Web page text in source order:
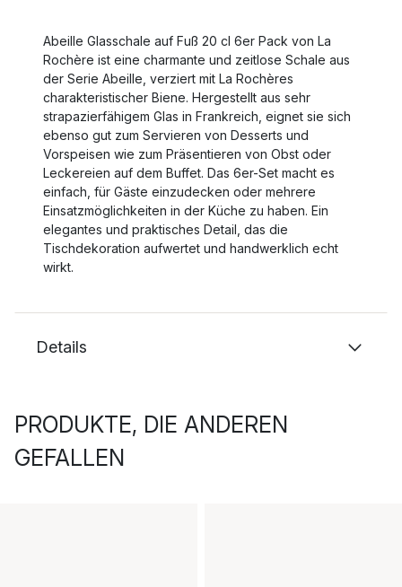
Abeille Glasschale auf Fuß 20 cl 6er Pack von La
Rochère ist eine charmante und zeitlose Schale aus
der Serie Abeille, verziert mit La Rochères
charakteristischer Biene. Hergestellt aus sehr
strapazierfähigem Glas in Frankreich, eignet sie sich
ebenso gut zum Servieren von Desserts und
Vorspeisen wie zum Präsentieren von Obst oder
Leckereien auf dem Buffet. Das 6er-Set macht es
einfach, für Gäste einzudecken oder mehrere
Einsatzmöglichkeiten in der Küche zu haben. Ein
elegantes und praktisches Detail, das die
Tischdekoration aufwertet und handwerklich echt
wirkt.
Details
PRODUKTE, DIE ANDEREN
GEFALLEN